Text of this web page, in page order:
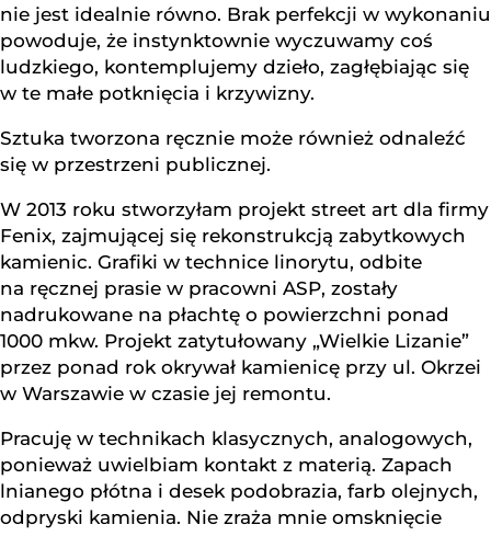
nie jest idealnie równo. Brak perfekcji w wykonaniu
powoduje, że instynktownie wyczuwamy coś
ludzkiego, kontemplujemy dzieło, zagłębiając się
w te małe potknięcia i krzywizny.
Sztuka tworzona ręcznie może również odnaleźć
się w przestrzeni publicznej.
W 2013 roku stworzyłam projekt street art dla firmy
Fenix, zajmującej się rekonstrukcją zabytkowych
kamienic. Grafiki w technice linorytu, odbite
na ręcznej prasie w pracowni ASP, zostały
nadrukowane na płachtę o powierzchni ponad
1000 mkw. Projekt zatytułowany „Wielkie Lizanie”
przez ponad rok okrywał kamienicę przy ul. Okrzei
w Warszawie w czasie jej remontu.
Pracuję w technikach klasycznych, analogowych,
ponieważ uwielbiam kontakt z materią. Zapach
lnianego płótna i desek podobrazia, farb olejnych,
odpryski kamienia. Nie zraża mnie omsknięcie